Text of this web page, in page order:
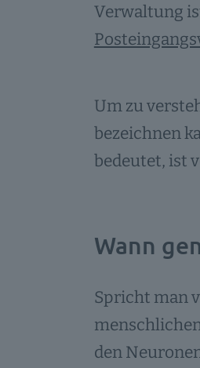
Verwaltung
Um zu
bezeichnen
bedeutet, ist
Wann
Spricht man
den